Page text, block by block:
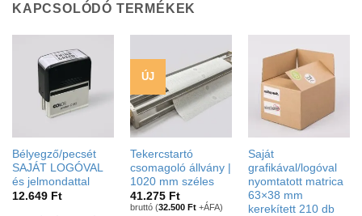
KAPCSOLÓDÓ TERMÉKEK
Bélyegző/pecsét
SAJÁT LOGÓVAL
és jelmondattal
12.649 Ft
ÚJ
Tekercstartó
csomagoló állvány |
1020 mm széles
41.275 Ft
bruttó (32.500 Ft+ÁFA)
Saját
grafikával/logóval
nyomtatott matrica
63×38 mm
kerekített 210 db